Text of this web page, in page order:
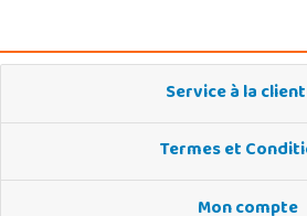
Service à la
Termes et